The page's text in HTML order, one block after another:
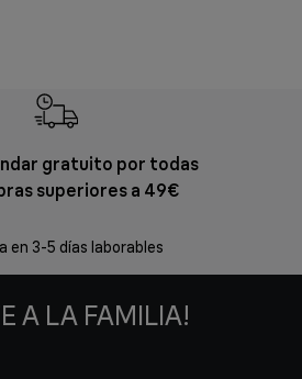
gratuito por todas
superiores a 49€
en 3-5 días laborables
A LA FAMILIA!